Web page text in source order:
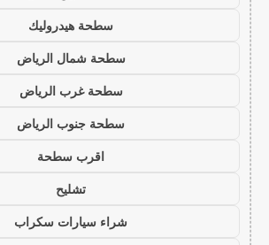
سطحة هيدروليك
سطحة شمال الرياض
سطحة غرب الرياض
سطحة جنوب الرياض
اقرب سطحة
تشليح
شراء سيارات سكراب